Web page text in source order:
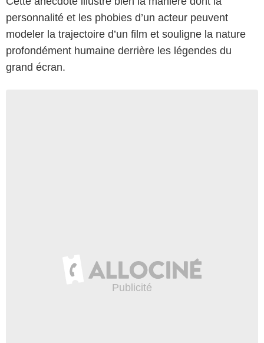
personnalité et les phobies d’un acteur peuvent
modeler la trajectoire d’un film et souligne la nature
profondément humaine derrière les légendes du
grand écran.